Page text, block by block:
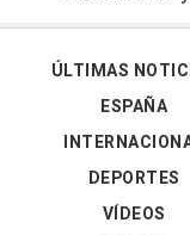
ÚLTIMAS
ESPAÑA
DEPORTES
VÍDEOS